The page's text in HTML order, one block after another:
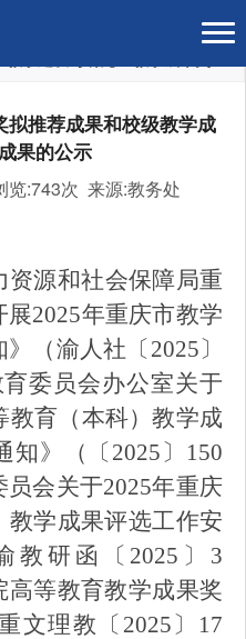
拟推荐成果和校级教学成
果的公示
览:743次 来源:教务处
资源和社会保障局重
展2025年重庆市教学
（渝人社〔 2025〕
委员会办公室关于
教育（本科）教学成
知》（〔 2025 〕 150
员会关于2025年重庆
学成果评选工作安
教研函〔 2025 〕 3
等教育教学成果奖
文理教〔 2025 〕 17